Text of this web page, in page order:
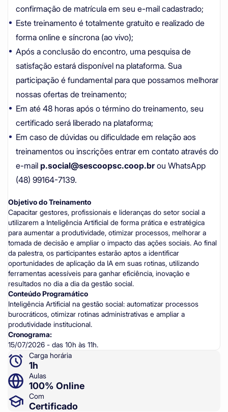
confirmação de matrícula em seu e-mail cadastrado;
Este treinamento é totalmente gratuito e realizado de
forma online e síncrona (ao vivo);
Após a conclusão do encontro, uma pesquisa de
satisfação estará disponível na plataforma. Sua
participação é fundamental para que possamos melhorar
nossas ofertas de treinamento;
Em até 48 horas após o término do treinamento, seu
certificado será liberado na plataforma;
Em caso de dúvidas ou dificuldade em relação aos
treinamentos ou inscrições entrar em contato através do
e-mail p.social@sescoopsc.coop.br ou WhatsApp
(48) 99164-7139.
Objetivo do Treinamento
Capacitar gestores, profissionais e lideranças do setor social a
utilizarem a Inteligência Artificial de forma prática e estratégica
para aumentar a produtividade, otimizar processos, melhorar a
tomada de decisão e ampliar o impacto das ações sociais. Ao final
da palestra, os participantes estarão aptos a identificar
oportunidades de aplicação da IA em suas rotinas, utilizando
ferramentas acessíveis para ganhar eficiência, inovação e
resultados no dia a dia da gestão social.
Conteúdo Programático
Inteligência Artificial na gestão social: automatizar processos
burocráticos, otimizar rotinas administrativas e ampliar a
produtividade institucional.
Cronograma:
15/07/2026 - das 10h às 11h.
Carga horária
1h
Aulas
100% Online
Com
Certificado